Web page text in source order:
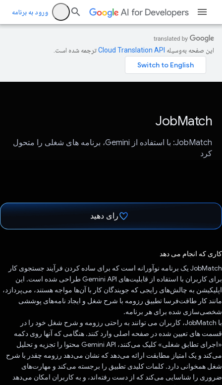
ورود به برنامه
این صفحه به‌وسیله ترجمه شده است.
JobMatch
JobMatch: با استفاده از Gemini، برنامه های شغلی را متحول
کرد
رای دهید
کاری که انجام می دهد
JobMatch یک برنامه نوآورانه است که برای ساده کردن فرآیند جستجوی کار
برای کاربران با استفاده از قابلیت‌های Gemini API طراحی شده است. این
اپلیکیشن به چالش‌های رایجی که جویندگان کار با آن‌ها مواجه هستند، می‌پردازد،
مانند کار طاقت‌فرسا تطبیق رزومه با شرح شغل و ایجاد نامه‌های پوششی
شخصی‌سازی شده برای هر برنامه.
با JobMatch، کاربران می توانند به راحتی رزومه و شرح شغل خود را در
قسمت های تعیین شده در صفحه اصلی وارد کنند. هنگامی که آنها روی دکمه
«اجرای تطابق شغلی» کلیک می‌کنند، Gemini API محتوا را تجزیه و تحلیل
می‌کند و یک امتیاز مطابقت ارائه می‌دهد که نشان می‌دهد رزومه چقدر با شرح
شغل همخوانی دارد. کلمات کلیدی تطبیق را برجسته می‌کند و مهارت‌های
ضروری را شناسایی می‌کند که از دست رفته‌اند، و به کاربران امکان می‌دهد